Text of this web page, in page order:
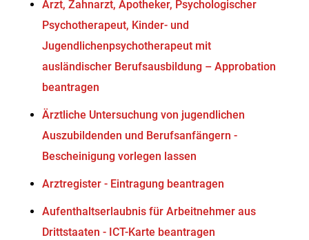
Arzt, Zahnarzt, Apotheker, Psychologischer
Psychotherapeut, Kinder- und
Jugendlichenpsychotherapeut mit
ausländischer Berufsausbildung – Approbation
beantragen
Ärztliche Untersuchung von jugendlichen
Auszubildenden und Berufsanfängern -
Bescheinigung vorlegen lassen
Arztregister - Eintragung beantragen
Aufenthaltserlaubnis für Arbeitnehmer aus
Drittstaaten - ICT-Karte beantragen